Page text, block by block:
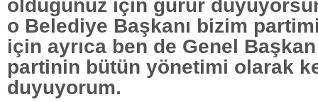
olduğunuz için gurur
o Belediye Başkanı bizim
için ayrıca ben de Genel
partinin bütün yönetimi olarak
duyuyorum.